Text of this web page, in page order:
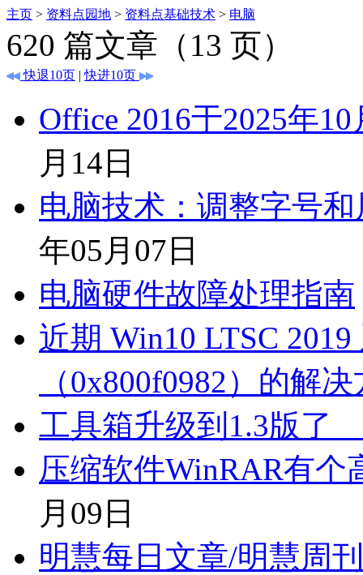
主页 > 资料点园地 > 资料点基础技术 > 电脑
620 篇文章（ 13 页）
快退10页 |快进10页
Office 2016于2025年
月14日
电脑技术：调整字号
年05月07日
电脑硬件故障处理指南
近期 Win10 LTSC
（0x800f0982）的解
工具箱升级到1.3版了
压缩软件WinRAR有
月09日
明慧每日文章/明慧周